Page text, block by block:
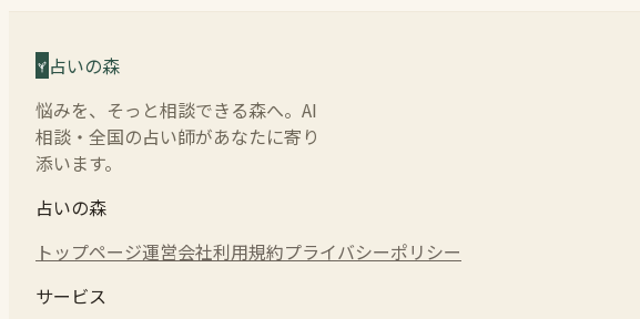
占いの森
悩みを、そっと相談できる森へ。AI
相談・全国の占い師があなたに寄り
添います。
占いの森
トップページ運営会社利用規約プライバシーポリシー
サービス